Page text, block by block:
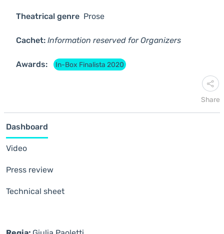
Theatrical genre Prose
Cachet: Information reserved for Organizers
Awards: In-Box Finalista 2020
Share
Dashboard
Video
Press review
Technical sheet